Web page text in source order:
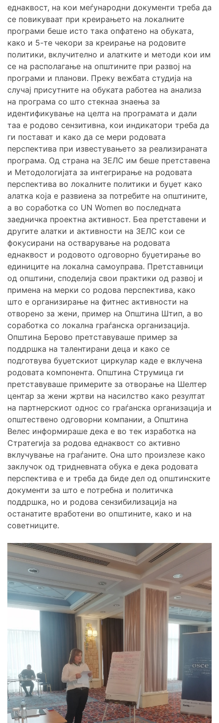
еднаквост, на кои меѓународни документи треба да
се повикуваат при креирањето на локалните
програми беше исто така опфатено на обуката,
како и 5-те чекори за креирање на родовите
политики, вклучително и алатките и методи кои им
се на располагање на општините при развој на
програми и планови. Преку вежбата студија на
случај присутните на обуката работеа на анализа
на програма со што стекнаа знаења за
идентификување на целта на програмата и дали
таа е родово сензитивна, кои индикатори треба да
ги постават и како да се мери родовата
перспектива при известувањето за реализираната
програма. Од страна на ЗЕЛС им беше претставена
и Методологијата за интегрирање на родовата
перспектива во локалните политики и буџет како
алатка која е развиена за потребите на општините,
а во соработка со UN Women во последната
заедничка проектна активност. Беа претставени и
другите алатки и активности на ЗЕЛС кои се
фокусирани на остварување на родовата
еднаквост и родовото одговорно буџетирање во
единиците на локална самоуправа. Претставници
од општини, споделија свои практики од развој и
примена на мерки со родова перспектива, како
што е организирање на фитнес активности на
отворено за жени, пример на Општина Штип, а во
соработка со локална граѓанска организација.
Општина Берово претставуваше пример за
поддршка на талентирани деца и како се
подготвува буџетскиот циркулар каде е вклучена
родовата компонента. Општина Струмица ги
претставуваше примерите за отворање на Шелтер
центар за жени жртви на насилство како резултат
на партнерскиот однос со граѓанска организација и
општествено одговорни компании, а Општина
Велес информираше дека е во тек изработка на
Стратегија за родова еднаквост со активно
вклучување на граѓаните. Она што произлезе како
заклучок од тридневната обука е дека родовата
перспектива е и треба да биде дел од општинските
документи за што е потребна и политичка
поддршка, но и родова сензибилизација на
останатите вработени во општините, како и на
советниците.